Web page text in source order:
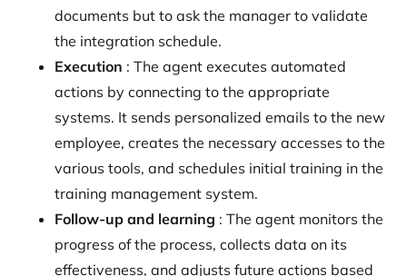
documents but to ask the manager to validate
the integration schedule.
Execution : The agent executes automated
actions by connecting to the appropriate
systems. It sends personalized emails to the new
employee, creates the necessary accesses to the
various tools, and schedules initial training in the
training management system.
Follow-up and learning : The agent monitors the
progress of the process, collects data on its
effectiveness, and adjusts future actions based